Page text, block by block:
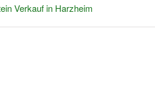
Verkauf in Harzheim